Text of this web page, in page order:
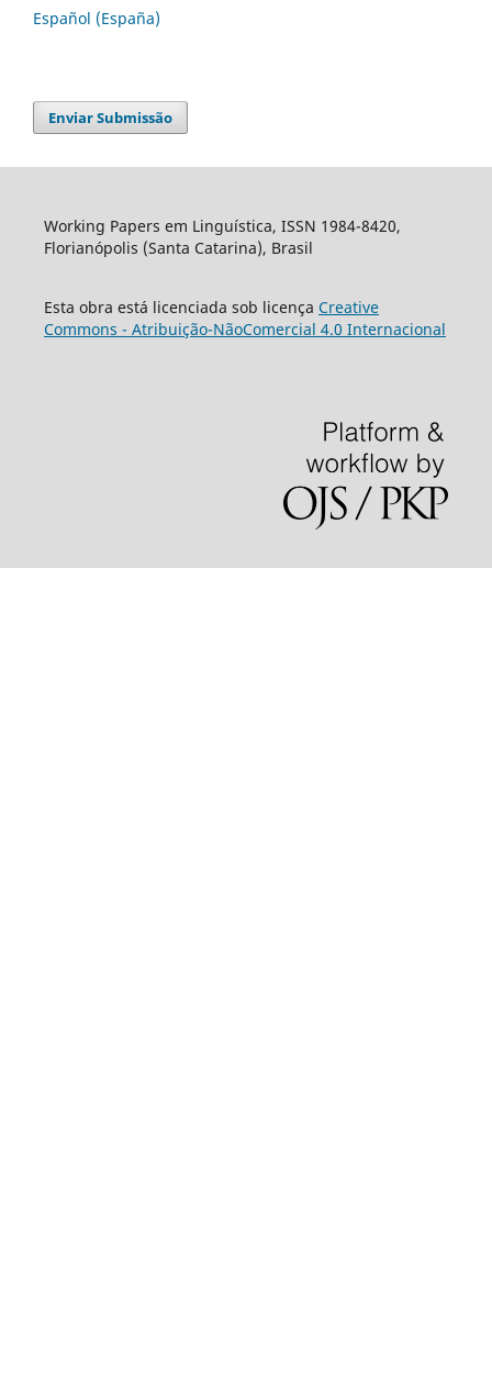
Español (España)
Enviar Submissão
Working Papers em Linguística, ISSN 1984-8420,
Florianópolis (Santa Catarina), Brasil
Esta obra está licenciada sob licença Creative
Commons - Atribuição-NãoComercial 4.0 Internacional